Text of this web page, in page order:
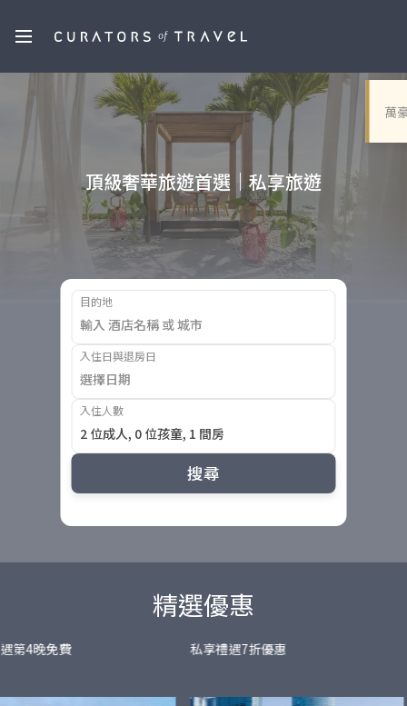
萬
頂級奢華旅遊首選｜私享旅遊
目的地
入住日與退房日
選擇日期
入住人數
2 位成人, 0 位孩童, 1 間房
搜尋
精選優惠
第4晚免費 私享禮遇7折優惠